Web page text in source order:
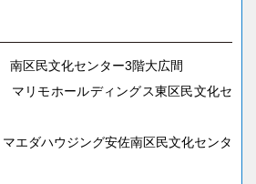
区民文化センター3階大広間
リモホールディングス東区民文化セ
エダハウジング安佐南区民文化センタ